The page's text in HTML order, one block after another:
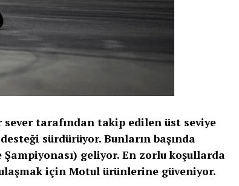
tarafından takip edilen üst seviye
sürdürüyor. Bunların başında
Şampiyonası) geliyor. En zorlu koşullarda
için Motul ürünlerine güveniyor.